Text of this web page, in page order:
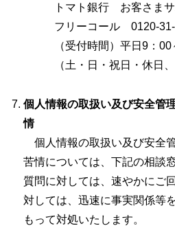
トマト銀行 お客さま
フリーコール 0120-
（受付時間）平日9：
（土・日・祝日・休日
個人情報の取扱い及び安全管
情
個人情報の取扱い及び安全
苦情については、下記の相談
質問に対しては、速やかにご
対しては、迅速に事実関係等
もって対処いたします。